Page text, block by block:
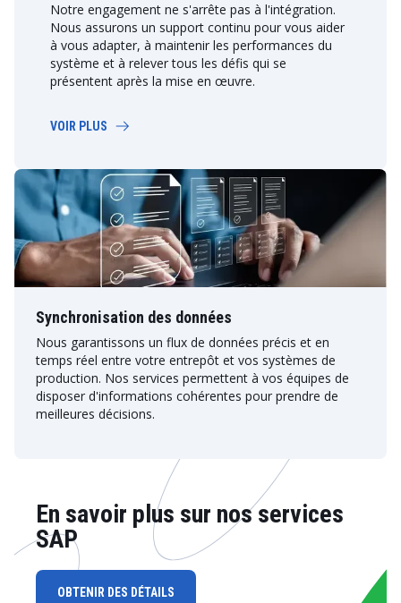
Notre engagement ne s'arrête pas à l'intégration.
Nous assurons un support continu pour vous aider
à vous adapter, à maintenir les performances du
système et à relever tous les défis qui se
présentent après la mise en œuvre.
VOIR PLUS
Synchronisation des données
Nous garantissons un flux de données précis et en
temps réel entre votre entrepôt et vos systèmes de
production. Nos services permettent à vos équipes de
disposer d'informations cohérentes pour prendre de
meilleures décisions.
En savoir plus sur nos services
SAP
OBTENIR DES DÉTAILS